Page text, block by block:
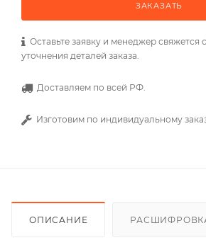
ЗАКАЗАТЬ
Оставьте заявку и менеджер свяжется
уточнения деталей заказа.
Доставляем по всей РФ.
Изготовим по индивидуальному
ОПИСАНИЕ